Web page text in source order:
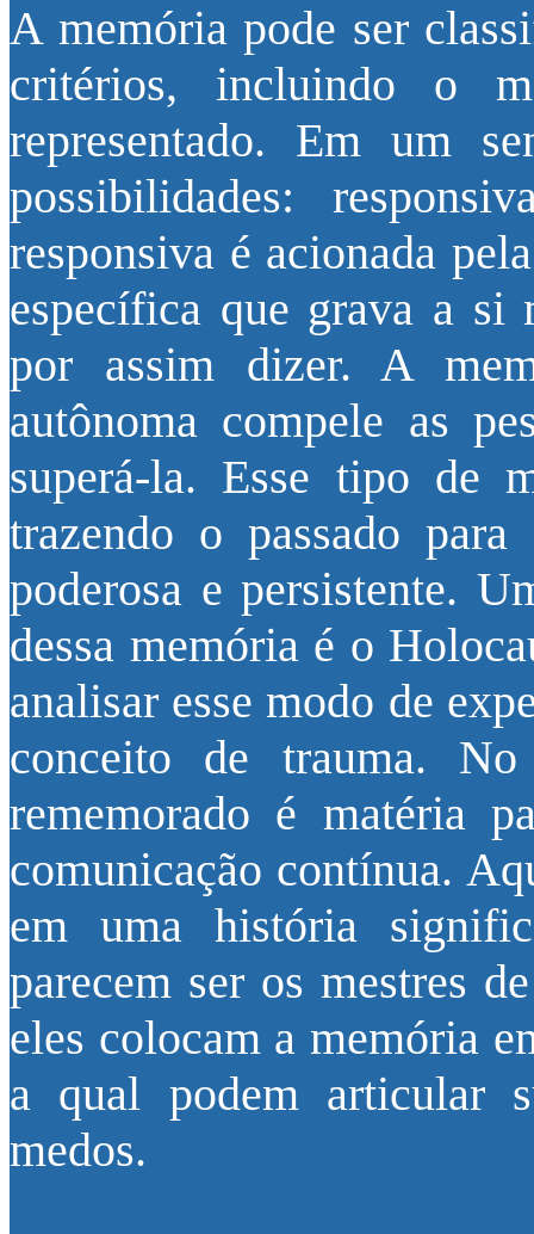
A memória pode ser
critérios, incluindo o
representado. Em um
possibilidades:
responsiva é acionada
específica que grava a si
por assim dizer. A
autônoma compele as
superá-la. Esse tipo de
trazendo o passado
poderosa e persistente.
dessa memória é o
analisar esse modo de
conceito de trauma.
rememorado é matéria
comunicação contínua.
em uma história
parecem ser os mestres
eles colocam a memória
a qual podem articular
medos.